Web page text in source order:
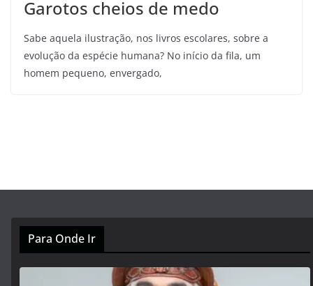
Garotos cheios de medo
Sabe aquela ilustração, nos livros escolares, sobre a
evolução da espécie humana? No início da fila, um
homem pequeno, envergado,
Para Onde Ir